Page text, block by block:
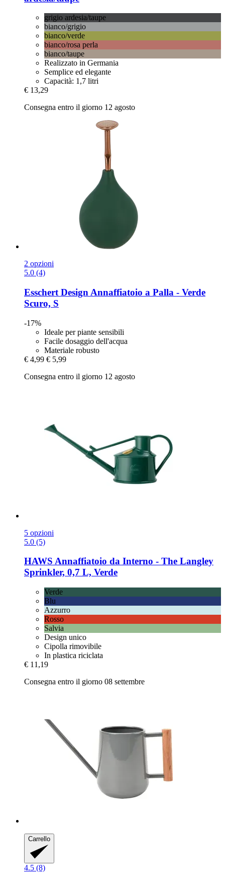
grigio ardesia/taupe
bianco/grigio
bianco/verde
bianco/rosa perla
bianco/taupe
Realizzato in Germania
Semplice ed elegante
Capacità: 1,7 litri
€ 13,29
Consegna entro il giorno 12 agosto
2 opzioni
5.0 (4)
Esschert Design Annaffiatoio a Palla -​ Verde
Scuro, S
-17%
Ideale per piante sensibili
Facile dosaggio dell'acqua
Materiale robusto
€ 4,99 € 5,99
Consegna entro il giorno 12 agosto
5 opzioni
5.0 (5)
HAWS Annaffiatoio da Interno -​ The Langley
Sprinkler, 0,7 L, Verde
Verde
Blu
Azzurro
Rosso
Salvia
Design unico
Cipolla rimovibile
In plastica riciclata
€ 11,19
Consegna entro il giorno 08 settembre
Carrello
4.5 (8)